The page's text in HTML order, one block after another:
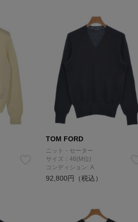
TOM FORD
ニット・セーター
サイズ：46(M位)
コンディション: A
92,800円（税込）